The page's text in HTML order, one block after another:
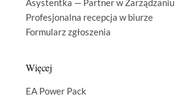
Asystentka — Partner w Zarządzaniu
Profesjonalna recepcja w biurze
Formularz zgłoszenia
Więcej
EA Power Pack